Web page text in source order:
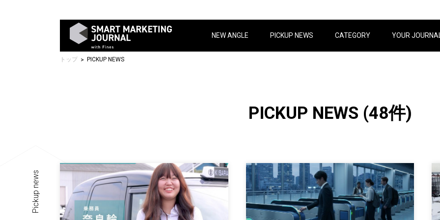
NEW ANGLE PICKUP NEWS CATEGORY YOUR
トップ PICKUP NEWS
PICKUP NEWS (48件)
Pickup news